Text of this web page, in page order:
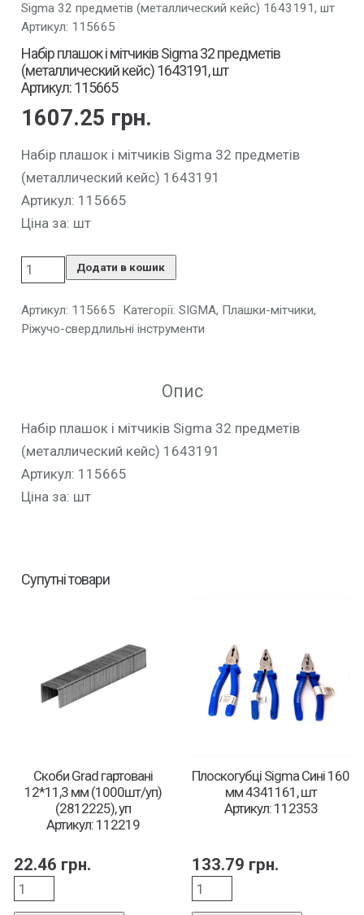
Sigma 32 предметів (металлический кейс) 1643191, шт
Артикул: 115665
Набір плашок і мітчиків Sigma 32 предметів
(металлический кейс) 1643191, шт
Артикул: 115665
1607.25 грн.
Набір плашок і мітчиків Sigma 32 предметів
(металлический кейс) 1643191
Артикул: 115665
Ціна за: шт
Додати в кошик
Артикул: 115665 Категорії: SIGMA, Плашки-мітчики,
Ріжучо-свердлильні інструменти
Опис
Набір плашок і мітчиків Sigma 32 предметів
(металлический кейс) 1643191
Артикул: 115665
Ціна за: шт
Супутні товари
Скоби Grad гартовані
12*11,3 мм (1000шт/уп)
(2812225), уп
Артикул: 112219
22.46 грн.
Плоскогубці Sigma Сині 160
мм 4341161, шт
Артикул: 112353
133.79 грн.